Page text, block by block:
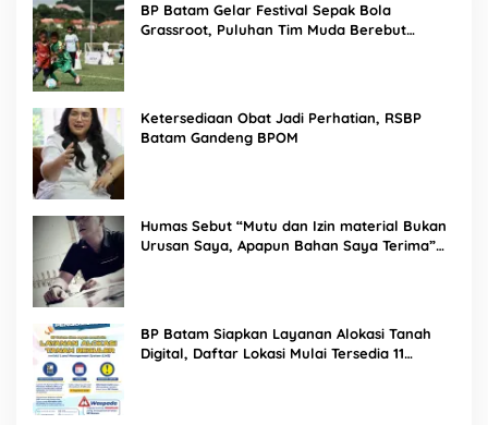
BP Batam Gelar Festival Sepak Bola
Grassroot, Puluhan Tim Muda Berebut
Ketersediaan Obat Jadi Perhatian, RSBP
Batam Gandeng BPOM
Humas Sebut “Mutu dan Izin material Bukan
Urusan Saya, Apapun Bahan Saya Terima”
BP Batam Siapkan Layanan Alokasi Tanah
Digital, Daftar Lokasi Mulai Tersedia 11